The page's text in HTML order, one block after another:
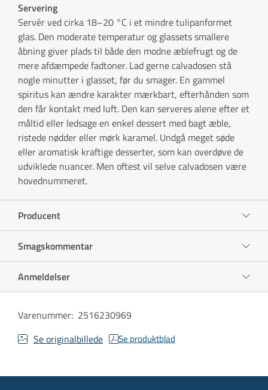
Servering
Servér ved cirka 18–20 °C i et mindre tulipanformet
glas. Den moderate temperatur og glassets smallere
åbning giver plads til både den modne æblefrugt og de
mere afdæmpede fadtoner. Lad gerne calvadosen stå
nogle minutter i glasset, før du smager. En gammel
spiritus kan ændre karakter mærkbart, efterhånden som
den får kontakt med luft. Den kan serveres alene efter et
måltid eller ledsage en enkel dessert med bagt æble,
ristede nødder eller mørk karamel. Undgå meget søde
eller aromatisk kraftige desserter, som kan overdøve de
udviklede nuancer. Men oftest vil selve calvadosen være
hovednummeret.
Producent
Smagskommentar
Anmeldelser
Varenummer: 2516230969
Se originalbillede
Se produktblad